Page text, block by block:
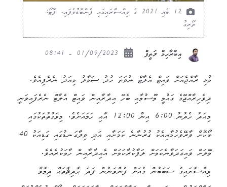
12 މެއި 2021 ގެ ވިއްސާރައިގައި ފެންބޮޑުވެފައި. ފޮޓޯ:
ތޯރިގު
އިބްރާހިމް ލަތީފް
މުޅި ރާއްޖެއަށް ވައިޓް އެލާޓް ނުވަތަ ހުދު ސަމާލު މިއަދު ނެރެފިއެވެ.
ދިވެހިރާއްޖޭގެ ގައުމީ މޫސުމާއި ބެހޭ އިދާރާއިން ވައިޓް އެލާޓް ނެރެފައިވަނީ
މިއަދު ހެދުނު 6:00 އިން 12:00 އާއި ހަމައަށެވެ. މިވަގުތުތަކުގައި
ބޯކޮށް ވާރޭވެހުމާއިއެކު ގުރުނާނެ ކަމަށާއި އަދި ވިލާގަނޑުގައި ގަޑިއަކު 40
މޭލަށް ވައިގަދަވާނެކަމަށް ލަފާކުރާކަމަށް އެއިދާރާއިން ހާމަކުރެއެވެ.
ވިއްސާރައިގެ ސަބަބުން ގެއަށް ފެންވަނުން ފަދަ ޙާދިޘާތައް ދިމާވާ